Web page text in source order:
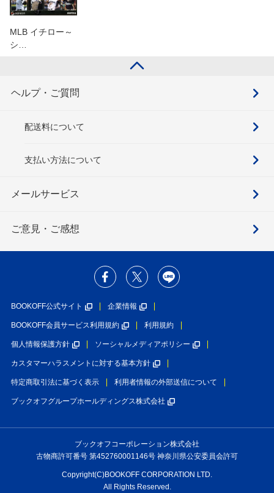
MLB イチロー～
シ…
ヘルプ・ご質問
配送料について
支払い方法について
メールサービス
ご意見・ご感想
BOOKOFF公式サイト 企業情報
BOOKOFF会員サービス利用規約 利用規約
個人情報保護方針 ソーシャルメディアポリシー
カスタマーハラスメントに対する基本方針
特定商取引法に基づく表示 利用者情報の外部送信について
ブックオフグループホールディングス株式会社
ブックオフコーポレーション株式会社
古物商許可番号 第452760001146号 神奈川県公安委員会許可
Copyright(C)BOOKOFF CORPORATION LTD.
All Rights Reserved.